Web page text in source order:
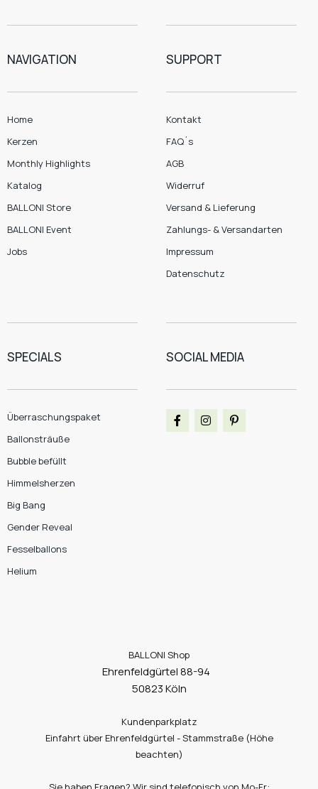
NAVIGATION
Home
Kerzen
Monthly Highlights
Katalog
BALLONI Store
BALLONI Event
Jobs
SUPPORT
Kontakt
FAQ´s
AGB
Widerruf
Versand & Lieferung
Zahlungs- & Versandarten
Impressum
Datenschutz
SPECIALS
Überraschungspaket
Ballonsträuße
Bubble befüllt
Himmelsherzen
Big Bang
Gender Reveal
Fesselballons
Helium
SOCIAL MEDIA
BALLONI Shop
Ehrenfeldgürtel 88-94
50823 Köln
Kundenparkplatz
Einfahrt über Ehrenfeldgürtel - Stammstraße (Höhe
beachten)